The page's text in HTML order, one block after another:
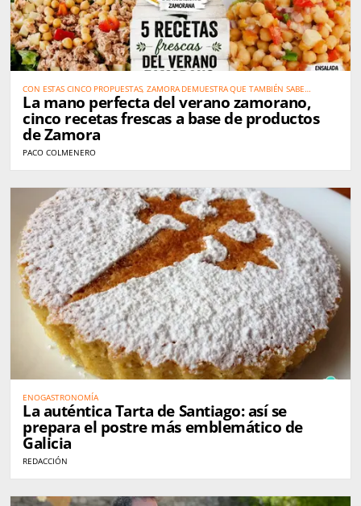
CON ESTAS CINCO PROPUESTAS, ZAMORA DEMUESTRA QUE TAMBIÉN SABE
COMBATIR EL CALOR CON LA MEJOR GASTRONOMÍA
La mano perfecta del verano zamorano,
cinco recetas frescas a base de productos
de Zamora
PACO COLMENERO
ENOGASTRONOMÍA
La auténtica Tarta de Santiago: así se
prepara el postre más emblemático de
Galicia
REDACCIÓN